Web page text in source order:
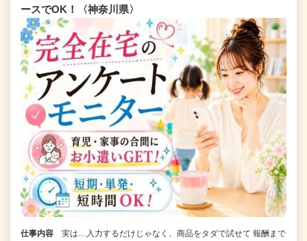
ースでOK！〈神奈川県〉
仕事内容
実は…入力するだけじゃなく、商品をタダで試せて 報酬まで